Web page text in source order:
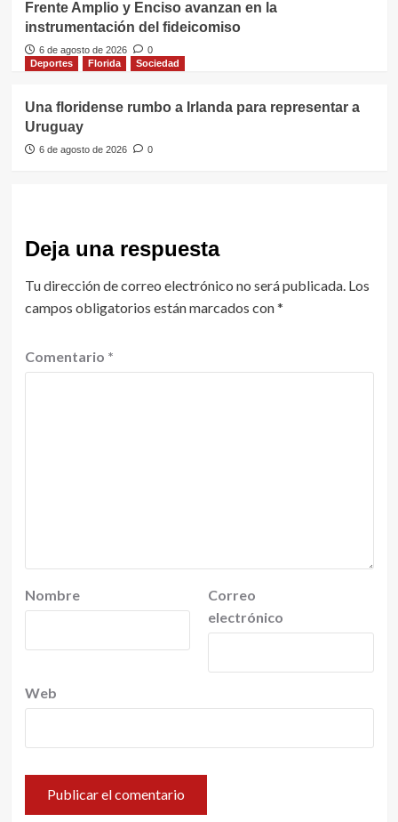
Frente Amplio y Enciso avanzan en la
instrumentación del fideicomiso
6 de agosto de 2026
0
Deportes
Florida Sociedad
Una floridense rumbo a Irlanda para representar a
Uruguay
6 de agosto de 2026 0
Deja una respuesta
Tu dirección de correo electrónico no será publicada. Los
campos obligatorios están marcados con*
Comentario *
Nombre
Correo
electrónico
Web